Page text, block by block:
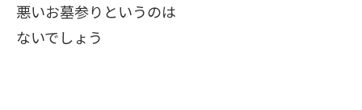
悪いお墓参りというのは
ないでしょう